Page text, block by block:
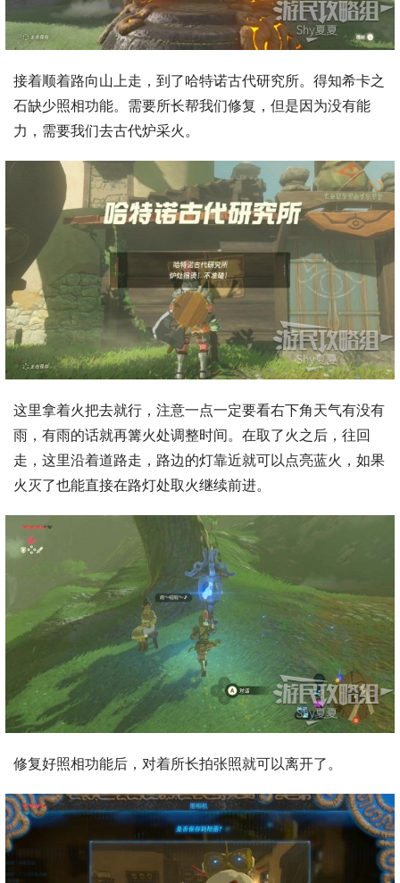
接着顺着路向山上走，到了哈特诺古代研究所。得知希卡之
石缺少照相功能。需要所长帮我们修复，但是因为没有能
力，需要我们去古代炉采火。
这里拿着火把去就行，注意一点一定要看右下角天气有没有
雨，有雨的话就再篝火处调整时间。在取了火之后，往回
走，这里沿着道路走，路边的灯靠近就可以点亮蓝火，如果
火灭了也能直接在路灯处取火继续前进。
修复好照相功能后，对着所长拍张照就可以离开了。